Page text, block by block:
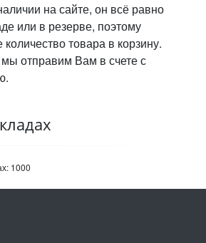
на сайте, он всё равно
или в резерве, поэтому
товара в корзину.
отправим Вам в счете с
1000